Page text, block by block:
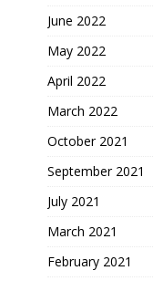
June 2022
May 2022
April 2022
March 2022
October 2021
September 2021
July 2021
March 2021
February 2021